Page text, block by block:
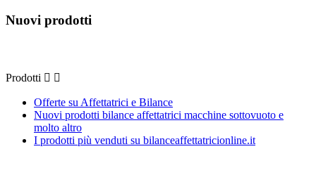
Nuovi prodotti
Prodotti  
Offerte su Affettatrici e Bilance
Nuovi prodotti bilance affettatrici macchine sottovuoto e
molto altro
I prodotti più venduti su bilanceaffettatricionline.it